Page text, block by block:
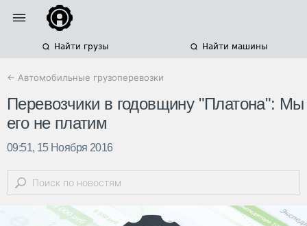
Найти грузы Найти машины
← Автомобильные грузоперевозки
Перевозчики в годовщину "Платона": Мы
его не платим
09:51, 15 Ноября 2016